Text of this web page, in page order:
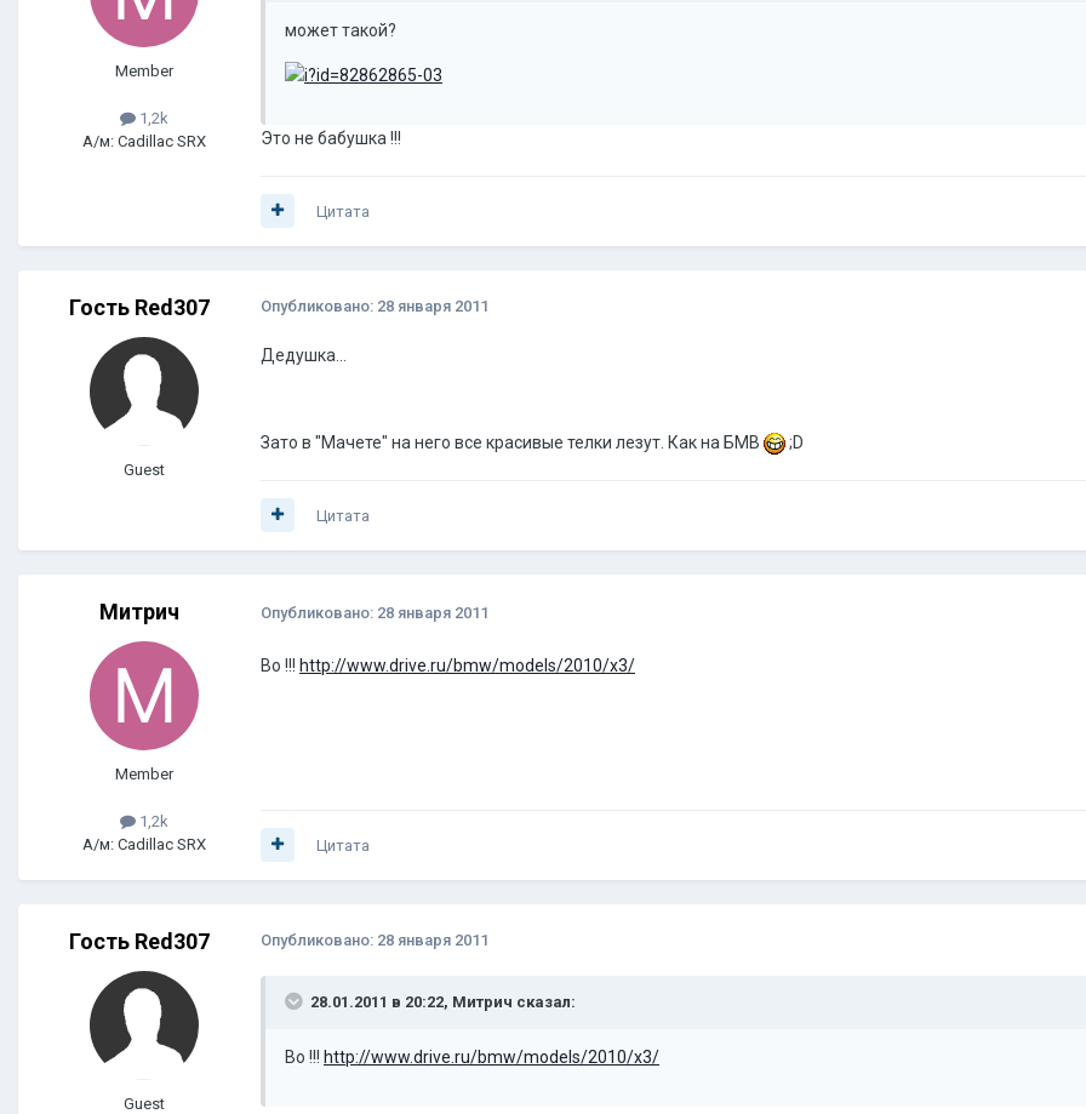
Member
1,2k
А/м: Cadillac SRX
может такой?
Это не бабушка !!!
Цитата
Гость Red307
Guest
Опубликовано: 28 января 2011
Дедушка...
Зато в "Мачете" на него все красивые телки лезут. Как на БМВ ;D
Цитата
Митрич
Member
1,2k
А/м: Cadillac SRX
Опубликовано: 28 января 2011
Во !!! http://www.drive.ru/bmw/models/2010/x3/
Цитата
Гость Red307
Guest
Опубликовано: 28 января 2011
28.01.2011 в 20:22, Митрич сказал:
Во !!! http://www.drive.ru/bmw/models/2010/x3/